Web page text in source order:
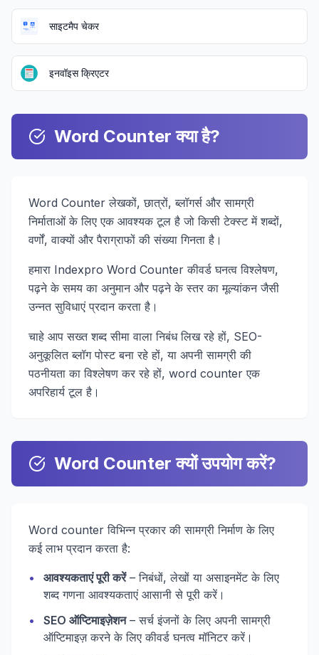
साइटमैप चेकर
इनवॉइस क्रिएटर
Word Counter क्या है?
Word Counter लेखकों, छात्रों, ब्लॉगर्स और सामग्री
निर्माताओं के लिए एक आवश्यक टूल है जो किसी टेक्स्ट में शब्दों,
वर्णों, वाक्यों और पैराग्राफों की संख्या गिनता है।
हमारा Indexpro Word Counter कीवर्ड घनत्व विश्लेषण,
पढ़ने के समय का अनुमान और पढ़ने के स्तर का मूल्यांकन जैसी
उन्नत सुविधाएं प्रदान करता है।
चाहे आप सख्त शब्द सीमा वाला निबंध लिख रहे हों, SEO-
अनुकूलित ब्लॉग पोस्ट बना रहे हों, या अपनी सामग्री की
पठनीयता का विश्लेषण कर रहे हों, word counter एक
अपरिहार्य टूल है।
Word Counter क्यों उपयोग करें?
Word counter विभिन्न प्रकार की सामग्री निर्माण के लिए
कई लाभ प्रदान करता है:
• आवश्यकताएं पूरी करें– निबंधों, लेखों या असाइनमेंट के लिए
शब्द गणना आवश्यकताएं आसानी से पूरी करें।
•
SEO ऑप्टिमाइज़ेशन– सर्च इंजनों के लिए अपनी सामग्री
ऑप्टिमाइज़ करने के लिए कीवर्ड घनत्व मॉनिटर करें।